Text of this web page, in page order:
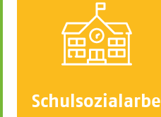
Schulsozialarbe